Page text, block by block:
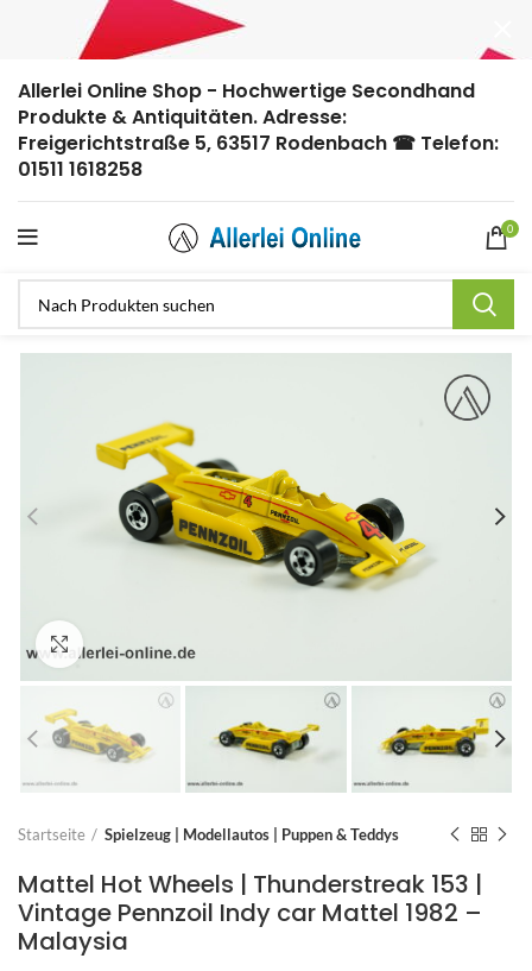
Allerlei Online Shop - Hochwertige Secondhand
Produkte & Antiquitäten. Adresse:
Freigerichtstraße 5, 63517 Rodenbach ☎ Telefon:
01511 1618258
0
Zum Vergrößern anklicken
Startseite Spielzeug | Modellautos | Puppen & Teddys
Mattel Hot Wheels | Thunderstreak 153 |
Vintage Pennzoil Indy car Mattel 1982 –
Malaysia